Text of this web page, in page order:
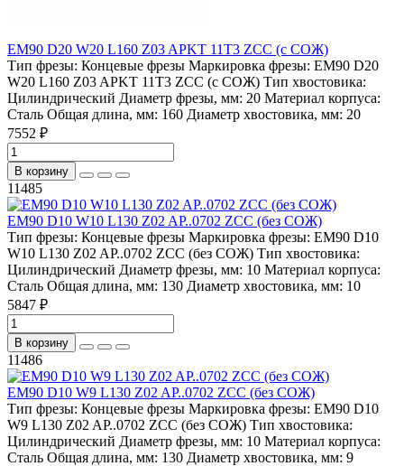
EM90 D20 W20 L160 Z03 APKT 11T3 ZCC (с СОЖ)
Тип фрезы: Концевые фрезы Маркировка фрезы: EM90 D20
W20 L160 Z03 APKT 11T3 ZCC (с СОЖ) Тип хвостовика:
Цилиндрический Диаметр фрезы, мм: 20 Материал корпуса:
Сталь Общая длина, мм: 160 Диаметр хвостовика, мм: 20
7552 ₽
В корзину
11485
EM90 D10 W10 L130 Z02 AP..0702 ZCC (без СОЖ)
Тип фрезы: Концевые фрезы Маркировка фрезы: EM90 D10
W10 L130 Z02 AP..0702 ZCC (без СОЖ) Тип хвостовика:
Цилиндрический Диаметр фрезы, мм: 10 Материал корпуса:
Сталь Общая длина, мм: 130 Диаметр хвостовика, мм: 10
5847 ₽
В корзину
11486
EM90 D10 W9 L130 Z02 AP..0702 ZCC (без СОЖ)
Тип фрезы: Концевые фрезы Маркировка фрезы: EM90 D10
W9 L130 Z02 AP..0702 ZCC (без СОЖ) Тип хвостовика:
Цилиндрический Диаметр фрезы, мм: 10 Материал корпуса:
Сталь Общая длина, мм: 130 Диаметр хвостовика, мм: 9